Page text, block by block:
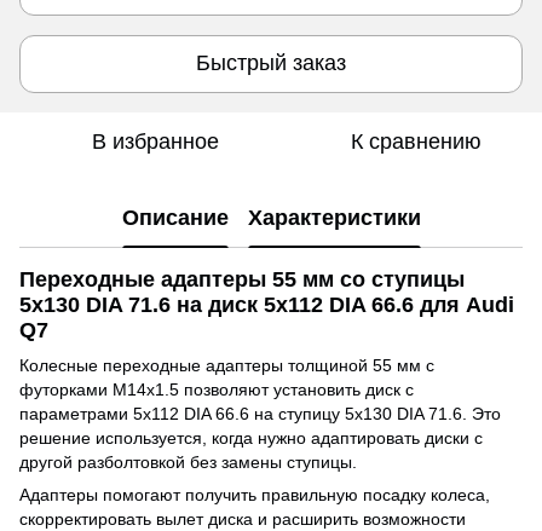
Быстрый заказ
В избранное К сравнению
Описание Характеристики
Переходные адаптеры 55 мм со ступицы
5x130 DIA 71.6 на диск 5x112 DIA 66.6 для Audi
Q7
Колесные переходные адаптеры толщиной 55 мм с
футорками M14x1.5 позволяют установить диск с
параметрами 5x112 DIA 66.6 на ступицу 5x130 DIA 71.6. Это
решение используется, когда нужно адаптировать диски с
другой разболтовкой без замены ступицы.
Адаптеры помогают получить правильную посадку колеса,
скорректировать вылет диска и расширить возможности